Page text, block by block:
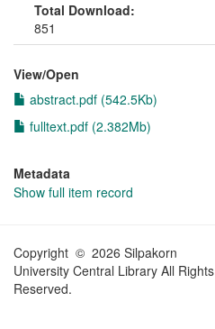
Total Download:
851
View/Open
abstract.pdf (542.5Kb)
fulltext.pdf (2.382Mb)
Metadata
Show full item record
Copyright © 2026 Silpakorn
University Central Library All Rights
Reserved.